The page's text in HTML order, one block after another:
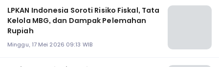
LPKAN Indonesia Soroti Risiko Fiskal, Tata
Kelola MBG, dan Dampak Pelemahan
Rupiah
Minggu, 17 Mei 2026 09:13 WIB